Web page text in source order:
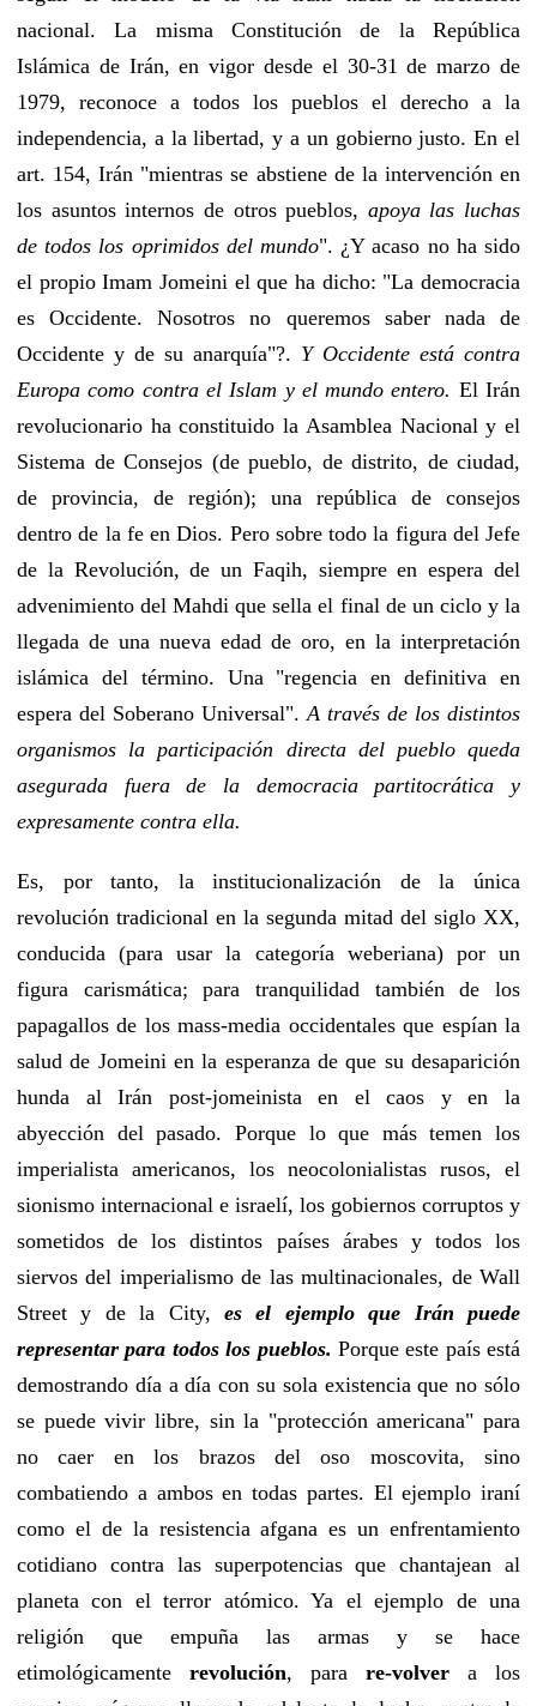
nacional. La misma Constitución de la República
Islámica de Irán, en vigor desde el 30-31 de marzo de
1979, reconoce a todos los pueblos el derecho a la
independencia, a la libertad, y a un gobierno justo. En el
art. 154, Irán "mientras se abstiene de la intervención en
los asuntos internos de otros pueblos, apoya las luchas
de todos los oprimidos del mundo". ¿Y acaso no ha sido
el propio Imam Jomeini el que ha dicho: "La democracia
es Occidente. Nosotros no queremos saber nada de
Occidente y de su anarquía"?. Y Occidente está contra
Europa como contra el Islam y el mundo entero. El Irán
revolucionario ha constituido la Asamblea Nacional y el
Sistema de Consejos (de pueblo, de distrito, de ciudad,
de provincia, de región); una república de consejos
dentro de la fe en Dios. Pero sobre todo la figura del Jefe
de la Revolución, de un Faqih, siempre en espera del
advenimiento del Mahdi que sella el final de un ciclo y la
llegada de una nueva edad de oro, en la interpretación
islámica del término. Una "regencia en definitiva en
espera del Soberano Universal". A través de los distintos
organismos la participación directa del pueblo queda
asegurada fuera de la democracia partitocrática y
expresamente contra ella.
Es, por tanto, la institucionalización de la única
revolución tradicional en la segunda mitad del siglo XX,
conducida (para usar la categoría weberiana) por un
figura carismática; para tranquilidad también de los
papagallos de los mass-media occidentales que espían la
salud de Jomeini en la esperanza de que su desaparición
hunda al Irán post-jomeinista en el caos y en la
abyección del pasado. Porque lo que más temen los
imperialista americanos, los neocolonialistas rusos, el
sionismo internacional e israelí, los gobiernos corruptos y
sometidos de los distintos países árabes y todos los
siervos del imperialismo de las multinacionales, de Wall
Street y de la City, es el ejemplo que Irán puede
representar para todos los pueblos. Porque este país está
demostrando día a día con su sola existencia que no sólo
se puede vivir libre, sin la "protección americana" para
no caer en los brazos del oso moscovita, sino
combatiendo a ambos en todas partes. El ejemplo iraní
como el de la resistencia afgana es un enfrentamiento
cotidiano contra las superpotencias que chantajean al
planeta con el terror atómico. Ya el ejemplo de una
religión que empuña las armas y se hace
etimológicamente revolución, para re-volver a los